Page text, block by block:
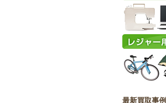
最新買取事例